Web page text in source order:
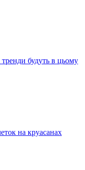
будуть в цьому
на круасанах